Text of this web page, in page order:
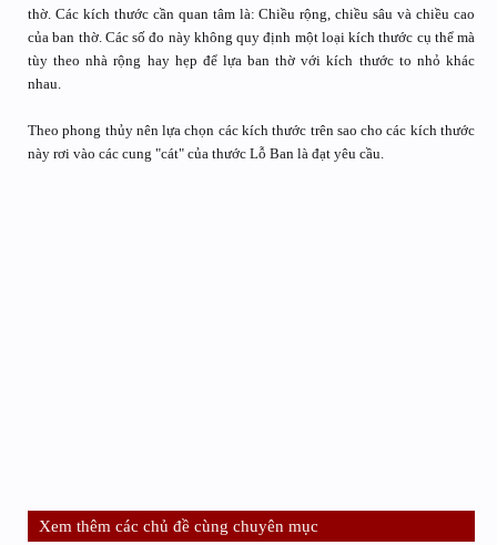
thờ. Các kích thước cần quan tâm là: Chiều rộng, chiều sâu và chiều cao
của ban thờ. Các số đo này không quy định một loại kích thước cụ thể mà
tùy theo nhà rộng hay hẹp để lựa ban thờ với kích thước to nhỏ khác
nhau.
Theo phong thủy nên lựa chọn các kích thước trên sao cho các kích thước
này rơi vào các cung "cát" của thước Lỗ Ban là đạt yêu cầu.
Xem thêm các chủ đề cùng chuyên mục